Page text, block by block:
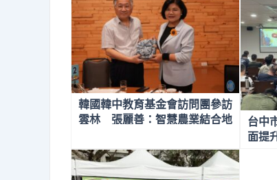
韓國韓中教育基金會訪問團參訪
雲林 張麗善：智慧農業結合地
台中
面提